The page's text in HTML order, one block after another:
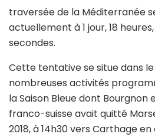
traversée de la Méditerranée
actuellement à 1 jour, 18
secondes.
Cette tentative se situe dans
nombreuses activités
la Saison Bleue dont Bourgnon
franco-suisse avait quitté
2018, à 14h30 vers Carthage